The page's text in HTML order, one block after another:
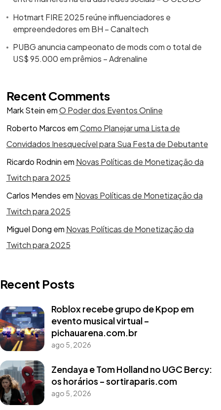
Hotmart FIRE 2025 reúne influenciadores e
empreendedores em BH – Canaltech
PUBG anuncia campeonato de mods com o total de
US$ 95.000 em prêmios – Adrenaline
Recent Comments
Mark Stein emO Poder dos Eventos Online
Roberto Marcos emComo Planejar uma Lista de
Convidados Inesquecível para Sua Festa de Debutante
Ricardo Rodnin em Novas Políticas de Monetização da
Twitch para 2025
Carlos Mendes em Novas Políticas de Monetização da
Twitch para 2025
Miguel Dong em Novas Políticas de Monetização da
Twitch para 2025
Recent Posts
Roblox recebe grupo de Kpop em
evento musical virtual –
pichauarena.com.br
ago 5, 2026
Zendaya e Tom Holland no UGC Bercy:
os horários – sortiraparis.com
ago 5, 2026